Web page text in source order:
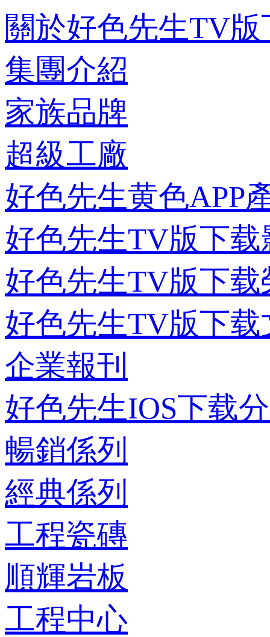
關於好色先生TV版
集團介紹
家族品牌
超級工廠
好色先生黄色APP
好色先生TV版下载
好色先生TV版下载
好色先生TV版下载
企業報刊
好色先生IOS下载
暢銷係列
經典係列
工程瓷磚
順輝岩板
工程中心